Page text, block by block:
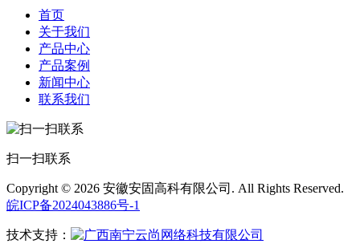
首页
关于我们
产品中心
产品案例
新闻中心
联系我们
扫一扫联系
Copyright © 2026 安徽安固高科有限公司. All Rights Reserved.
皖ICP备2024043886号-1
技术支持：